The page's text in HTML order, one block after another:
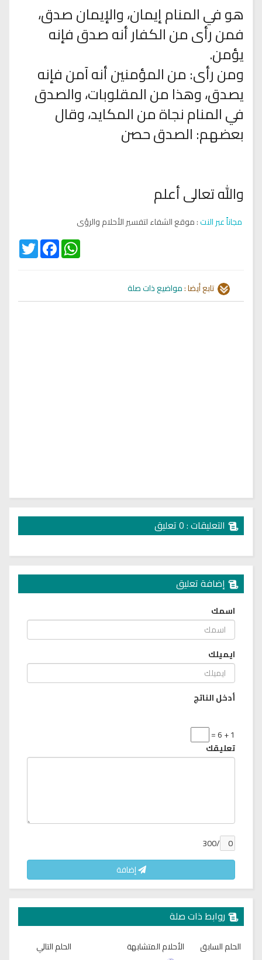
هو في المنام إيمان، والإيمان صدق،
فمن رأى من الكفار أنه صدق فإنه
يؤمن.
ومن رأى: من المؤمنين أنه آمن فإنه
يصدق، وهذا من المقلوبات، والصدق
في المنام نجاة من المكايد، وقال
بعضهم: الصدق حصن
والله تعالى أعلم
مجاناً عبر النت: موقع الشفاء لتفسير الأحلام والرؤى
Twitter
FacebookWhatsApp
تابع أيضا :مواضيع ذات صلة
التعليقات : 0 تعليق
إضافة تعليق
اسمك
ايميلك
أدخل الناتج
1 + 6 =
تعليقك
/300
إضافة
روابط ذات صلة
الحلم السابق
الأحلام المتشابهة
الحلم التالي